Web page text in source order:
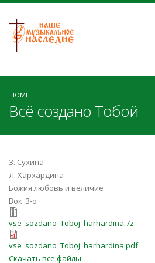
HOME
Всё создано Тобой
З. Сухина
Л. Хархардина
Божия любовь и величие
Вок. 3-о
vse_sozdano_Toboj_harhardina.7z
vse_sozdano_Toboj_harhardina.pdf
Скачать все файлы